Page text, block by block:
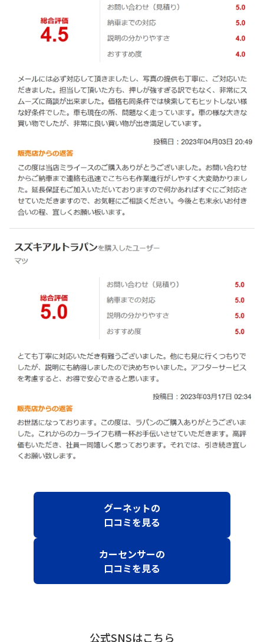
グーネットの
口コミを見る
カーセンサーの
口コミを見る
公式SNSはこちら